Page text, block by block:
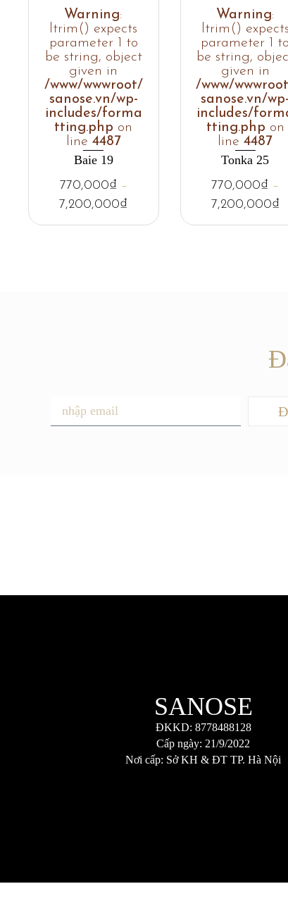
Warning:
ltrim() expects
parameter 1 to
be string, object
given in
/www/wwwroot/
sanose.vn/wp-
includes/forma
tting.php on
line 4487
Baie 19
770,000₫ –
7,200,000₫
Warning:
ltrim() expects
parameter 1 to
be string,
given in
/www/
sanose.vn/wp-
includes/
tting.php on
line4487
Tonka 25
770,000₫ –
7,200,000₫
SANOSE
ĐKKD: 8778488128
Cấp ngày: 21/9/2022
Nơi cấp: Sở KH & ĐT TP. Hà Nội